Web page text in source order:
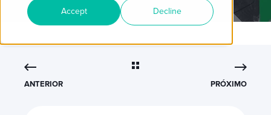
Accept Decline
ANTERIOR PRÓXIMO